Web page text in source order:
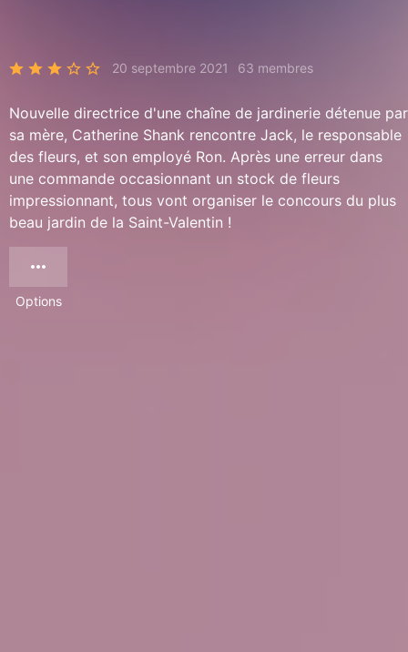
20 septembre 2021 63 membres
Nouvelle directrice d'une chaîne de jardinerie détenue par
sa mère, Catherine Shank rencontre Jack, le responsable
des fleurs, et son employé Ron. Après une erreur dans
une commande occasionnant un stock de fleurs
impressionnant, tous vont organiser le concours du plus
beau jardin de la Saint-Valentin !
Options